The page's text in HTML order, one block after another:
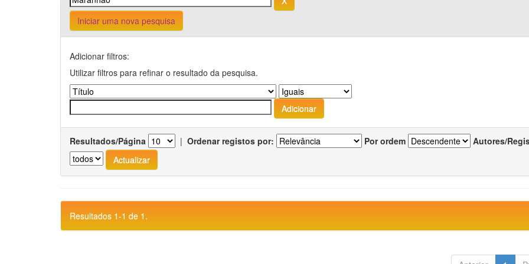
Iniciar uma nova pesquisa
Adicionar filtros:
Utilizar filtros para refinar o resultado da pesquisa.
Resultados/Página | Ordenar registos por: Por ordem Autores/
Resultados 1-1 de 1.